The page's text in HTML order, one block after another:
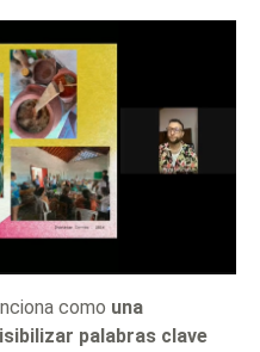
como una
palabras clave